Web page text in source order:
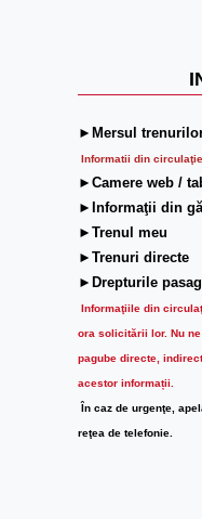
►Mersul
Informatii din circulaţie
►Camere web /
►Informaţii din
►Trenul meu
►Trenuri directe
►Drepturile
Informaţiile din
ora solicitării lor. Nu
pagube directe,
acestor informații.
În caz de urgenţe,
reţea de telefonie.